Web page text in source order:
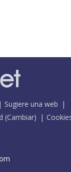
Sugiere una web
(Cambiar)